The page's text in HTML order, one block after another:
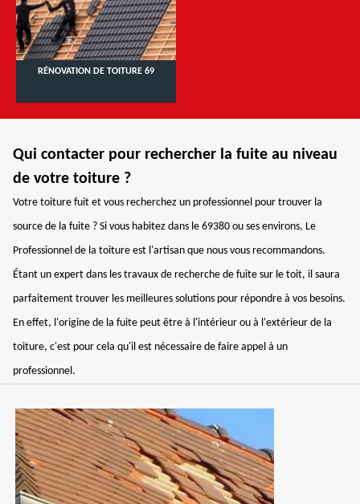
RÉNOVATION DE TOITURE 69
Qui contacter pour rechercher la fuite au niveau
de votre toiture ?
Votre toiture fuit et vous recherchez un professionnel pour trouver la
source de la fuite ? Si vous habitez dans le 69380 ou ses environs, Le
Professionnel de la toiture est l'artisan que nous vous recommandons.
Étant un expert dans les travaux de recherche de fuite sur le toit, il saura
parfaitement trouver les meilleures solutions pour répondre à vos besoins.
En effet, l'origine de la fuite peut être à l'intérieur ou à l'extérieur de la
toiture, c'est pour cela qu'il est nécessaire de faire appel à un
professionnel.